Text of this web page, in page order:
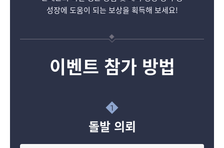
성장에 도움이 되는 보상을 획득해 보세요!
이벤트 참가 방법
1
돌발 의뢰